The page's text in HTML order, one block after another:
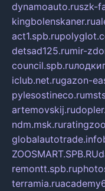
dynamoauto.ruszk-
kingbolenskaner.ru
act1.spb.ru
detsad125.rumir-
council.spb.ru
iclub.net.rugazon-
pylesostineco.ru
artemovskij.ru
ndm.msk.ru
globalautotrade.info
ZOOSMART.SPB.RU
remontt.spb.ru
terramia.ru